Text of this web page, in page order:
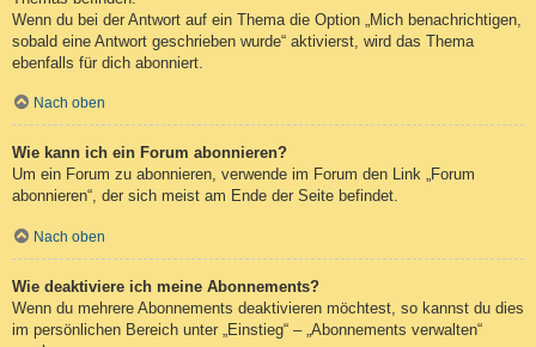
Wenn du bei der Antwort auf ein Thema die Option „Mich benachrichtigen,
sobald eine Antwort geschrieben wurde“ aktivierst, wird das Thema
ebenfalls für dich abonniert.
Nach oben
Wie kann ich ein Forum abonnieren?
Um ein Forum zu abonnieren, verwende im Forum den Link „Forum
abonnieren“, der sich meist am Ende der Seite befindet.
Nach oben
Wie deaktiviere ich meine Abonnements?
Wenn du mehrere Abonnements deaktivieren möchtest, so kannst du dies
im persönlichen Bereich unter „Einstieg“ – „Abonnements verwalten“